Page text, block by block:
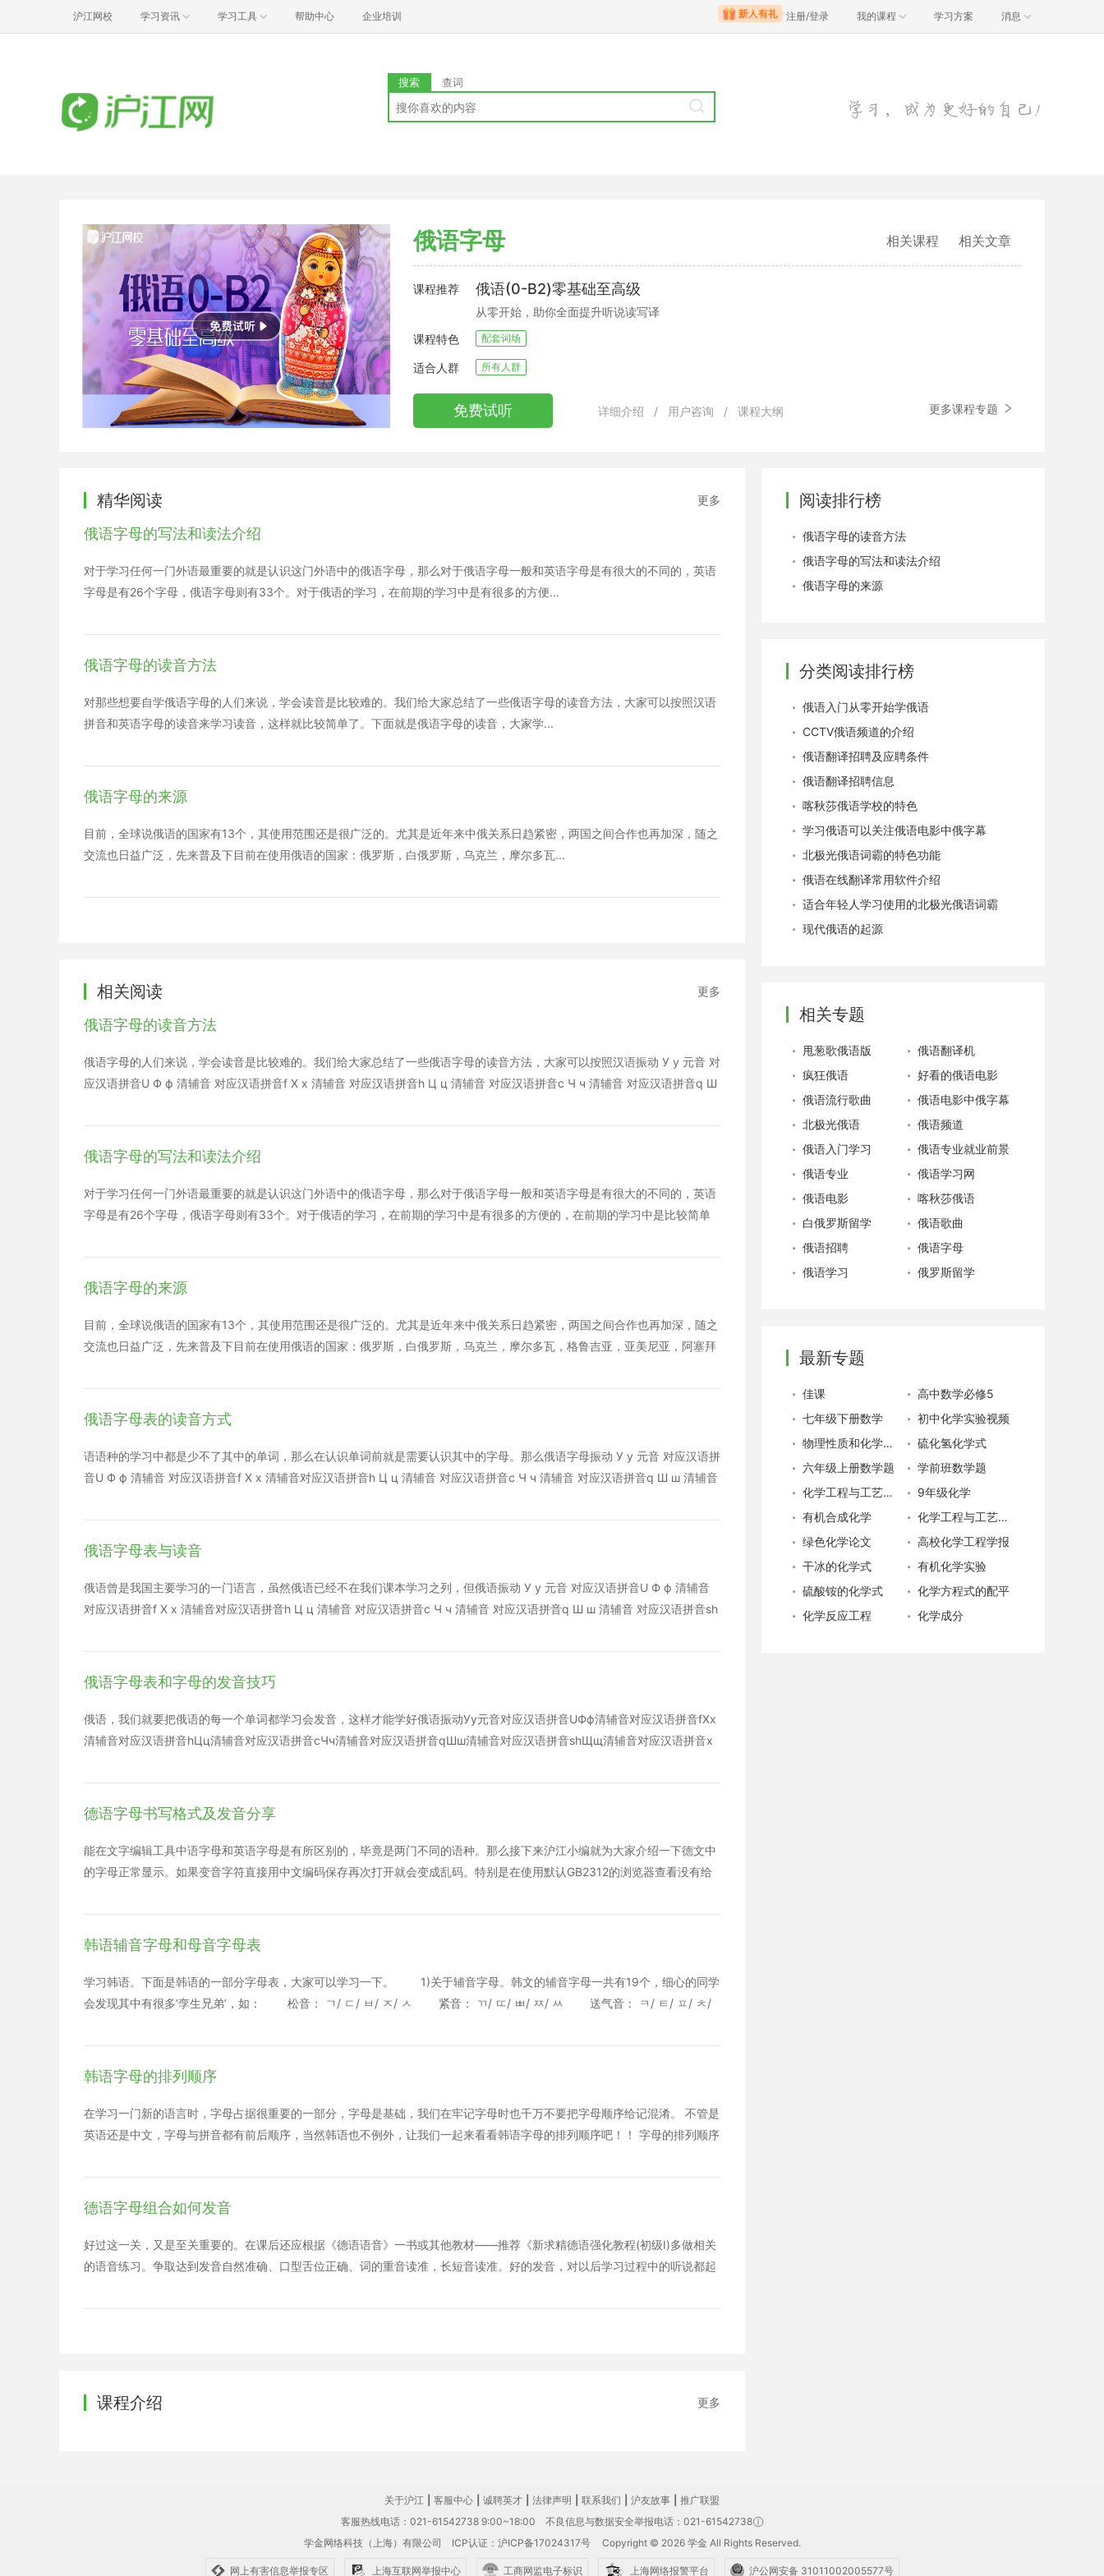
沪江网校 学习资讯 学习工具 帮助中心 企业培训 注册/登录 我的课程 学习方案 消息
搜索 查词
俄语字母 相关文章
相关课程
课程推荐 俄语(0-B2)零基础至高级
从零开始，助你全面提升听说读写译
课程特色
配套词场
适合人群 所有人群
免费试听 详细介绍 / 用户咨询 / 课程大纲 更多课程专题
精华阅读 更多
俄语字母的写法和读法介绍
对于学习任何一门外语最重要的就是认识这门外语中的俄语字母，那么对于俄语字母一般和英语字母是有很大的不同的，英语
字母是有26个字母，俄语字母则有33个。对于俄语的学习，在前期的学习中是有很多的方便...
俄语字母的读音方法
对那些想要自学俄语字母的人们来说，学会读音是比较难的。我们给大家总结了一些俄语字母的读音方法，大家可以按照汉语
拼音和英语字母的读音来学习读音，这样就比较简单了。下面就是俄语字母的读音，大家学...
俄语字母的来源
目前，全球说俄语的国家有13个，其使用范围还是很广泛的。尤其是近年来中俄关系日趋紧密，两国之间合作也再加深，随之
交流也日益广泛，先来普及下目前在使用俄语的国家：俄罗斯，白俄罗斯，乌克兰，摩尔多瓦...
相关阅读 更多
俄语字母的读音方法
俄语字母的人们来说，学会读音是比较难的。我们给大家总结了一些俄语字母的读音方法，大家可以按照汉语振动 У у 元音 对
应汉语拼音U Ф ф 清辅音 对应汉语拼音f Х х 清辅音 对应汉语拼音h Ц ц 清辅音 对应汉语拼音c Ч ч 清辅音 对应汉语拼音q Ш
Ы ы 元音 近似汉语拼音ei，但舌头要向后缩，嘴巴张得比发И时稍大 Ь ь 软音符号，只要它出现，它前面的字母就读成所
谓“软音”。可以把它看作是最短促的i(汉语拼音)，因此，比如ть就读作很短促的ti(汉语拼音)，但非常轻而且非常短促，不构成
一个音节 Э э 元音，相当于英语音标中的[e],或者说汉语拼音ye去掉声母y Ю ю 元音，相当于字母ЙУ连读，近似于汉字“优”，
但嘴要扁一些，并且发音过程中嘴型保持不变 Я я 元音，相当于字母ЙА连读，近似于汉字“亚”
俄语字母的写法和读法介绍
对于学习任何一门外语最重要的就是认识这门外语中的俄语字母，那么对于俄语字母一般和英语字母是有很大的不同的，英语
字母是有26个字母，俄语字母则有33个。对于俄语的学习，在前期的学习中是有很多的方便的，在前期的学习中是比较简单
家有所帮助。 俄语字母有33个，其中元音10个，辅音21个，(辅音包括11浊辅音和10清辅音)，无音字母有2个(ъ,ь)。学会俄
语字母表，走进俄语国家的第一步。 说俄语的国家有13个，其使用范围还是很广泛的。尤其是中俄关系日趋紧密，两国之间
合作也再加深。先来普及一下到了有多少个国家在使用俄语;俄罗斯，白俄罗斯，乌克兰，摩尔多瓦，格鲁吉亚，亚美尼亚，阿
塞拜疆，哈萨克斯坦，吉尔吉斯斯坦，乌兹别克斯坦 ，塔吉克斯坦，土库曼斯坦。这些国家除了摩尔多瓦和亚美尼亚和中国合
作比较少，其他剩下的国家都有我国的企业。 腓尼基人在两河流域的苏美尔楔形文字和尼罗河流域的埃及圣书字基础上创造了
和英语字母是有很大的不同的，英语字母就是著名的腓尼基字母。腓尼基字母较早传入希腊，演变成希腊字母，希腊字母孳生
33个，用以表达元音和辅音，有印刷体和手写体的区别，其中很多字母都跟希腊字母相似。
俄语字母的来源
目前，全球说俄语的国家有13个，其使用范围还是很广泛的。尤其是近年来中俄关系日趋紧密，两国之间合作也再加深，随之
交流也日益广泛，先来普及下目前在使用俄语的国家：俄罗斯，白俄罗斯，乌克兰，摩尔多瓦，格鲁吉亚，亚美尼亚，阿塞拜
较少，其他剩下的国家都有我国的企业。所以近年来俄语的学习变得越来越热门，首先，学会俄语字母表，是走进俄语国家的
第一步，俄语字母有33个，其中元音10个，辅音21个，（辅音包括11浊辅音和10清辅音），无音字母有2个（ъ,ь）。下面是
俄语字母的来源以及具体的字母表，供大家参考。 腓尼基人在两河流域的苏美尔楔形文字和尼罗河流域的埃及圣书字基础上创
造了腓尼基字母，共22个，只有辅音字母，没有元音字母，这俄语的国家有13个，其使用范围还是很广泛的。尤其是近年来中
俄就是著名的腓尼基字母。腓尼基字母较早传入希腊，演变成希腊字母，希腊字母孳生了拉丁字母和斯拉夫字母，成为欧洲各
体和手写体的区别，其中很多字母都跟希腊字母相似。下面是具体的字母表。
俄语字母表的读音方式
语语种的学习中都是少不了其中的单词，那么在认识单词前就是需要认识其中的字母。那么俄语字母振动 У у 元音 对应汉语拼
音U Ф ф 清辅音 对应汉语拼音f Х х 清辅音对应汉语拼音h Ц ц 清辅音 对应汉语拼音c Ч ч 清辅音 对应汉语拼音q Ш ш 清辅音
近似汉语拼音ei，但舌头要向后缩，嘴巴张得比发И时稍大 Ь ь 软音符号，只要它出现，它前面的字母就读成所谓“软音”。可以
把它看作是最短促的i(汉语拼音)，因此，比如ть就读作很短促的ti(汉语拼音)，但非常轻而且非常短促，不构成一个音节 Э э 元
音，相当于英语音标中的[e],或者说汉语拼音ye去掉声母y Ю ю 元音，相当于字母ЙУ连读，近似于汉字“优”，但嘴要扁一些，
并且发音过程中嘴型保持不变 Я я 元音，相当于字母ЙА连读，近似于汉字“亚”。
俄语字母表与读音
俄语曾是我国主要学习的一门语言，虽然俄语已经不在我们课本学习之列，但俄语振动 У у 元音 对应汉语拼音U Ф ф 清辅音
对应汉语拼音f Х х 清辅音对应汉语拼音h Ц ц 清辅音 对应汉语拼音c Ч ч 清辅音 对应汉语拼音q Ш ш 清辅音 对应汉语拼音sh
但舌头要向后缩，嘴巴张得比发И时稍大 Ь ь 软音符号，只要它出现，它前面的字母就读成所谓“软音”。可以把它看作是最短
促的i(汉语拼音)，因此，比如ть就读作很短促的ti(汉语拼音)，但非常轻而且非常短促，不构成一个音节 Э э 元音，相当于英语
音标中的[e],或者说汉语拼音ye去掉声母y Ю ю 元音，相当于字母ЙУ连读，近似于汉字“优”，但嘴要扁一些，并且发音过程中
嘴型保持不变 Я я 元音，相当于字母ЙА连读，近似于汉字“亚”。
俄语字母表和字母的发音技巧
俄语，我们就要把俄语的每一个单词都学习会发音，这样才能学好俄语振动Уу元音对应汉语拼音UФф清辅音对应汉语拼音fХх
清辅音对应汉语拼音hЦц清辅音对应汉语拼音cЧч清辅音对应汉语拼音qШш清辅音对应汉语拼音shЩщ清辅音对应汉语拼音x
И时稍大 Ьь软音符号，只要它出现，它前面的字母就读成所谓“软音”。可以把它看作是最短促的i(汉语拼音)，因此，比如ть就
读作很短促的ti(汉语拼音)，但非常轻而且非常短促，不构成一个音节 Ээ元音，相当于英语音标中的[e],或者说汉语拼音ye去
掉声母y Юю元音，相当于字母ЙУ连读，近似于汉字“优”，但嘴要扁一些，并且发音过程中嘴型保持不变 Яя元音，相当于字母
ЙА连读，近似于汉字“亚”。
德语字母书写格式及发音分享
能在文字编辑工具中语字母和英语字母是有所区别的，毕竟是两门不同的语种。那么接下来沪江小编就为大家介绍一下德文中
的字母正常显示。如果变音字符直接用中文编码保存再次打开就会变成乱码。特别是在使用默认GB2312的浏览器查看没有给
者使用支持Unicode的编辑器编辑和保存。 修改变音字符为标准ASCII字符。修改方法如下:ü=Ue Ä=Ae Ö=Oe ß=ss 这种
方法适合不支持德文变音字符的软件中正常显示德语文字。例如GB2312编码的中文网页，中文新闻组，IM软件等。 上述
就是沪江小编分享的德文字母的读音及书写方式内容汇总，大家要深入了解，提升自己德语学习的有效性，轻松面对德语考
试。
韩语辅音字母和母音字母表
学习韩语。下面是韩语的一部分字母表，大家可以学习一下。 1)关于辅音字母。韩文的辅音字母一共有19个，细心的同学
会发现其中有很多‘孪生兄弟’，如： 松音： ㄱ/ ㄷ/ ㅂ/ ㅈ/ ㅅ 紧音： ㄲ/ ㄸ/ ㅃ/ ㅉ/ ㅆ 送气音： ㅋ/ ㅌ/ ㅍ/ ㅊ/
ㅊ”“ㅅ-ㅆ”都互相组合起来记忆，这样一下子就可以把19个辅音中的14个都记忆下来，剩下的5个再单独背出来就可以了。
2)关于母音字母。韩文的10个主要的母音“ㅏ,ㅑ,ㅓ,ㅕ,ㅗ,ㅛ,ㅜ,ㅠ,ㅡ,ㅣ”中也是有规律的。“ㅑ”是在“ㅏ[a]”这个音的前面加了
个半元音“[I]”，所以其发音是“[ia]”。其它的“ㅕ,ㅛ,ㅠ”也都是在“ㅓ,ㅗ,ㅜ”的前面加了个半元音“”，所以我们要把“ㅏ-ㅑ”“ㅓ-
ㅕ”“ㅗ-ㅛ”“ㅜ-ㅠ”都组合起来记忆，再看看它们的写法也都是后者在前者的基础上加上一笔而已。 初学者在记忆母音字母
时还有个普遍的问题就是把字母的开口方向搞错，如把“ㅏ”写成“ㅓ”，把“ㅗ”写成“ㅜ”等。那么有语的字母表和我们的汉语是不
阳性母音(其声音比较宏亮)，而“ㅓ,ㅕ,ㅜ,ㅠ”是阴性母音(其声音比较低闷)，所以韩字在创建时就规定了阳性母音的开口方向要
韩语字母的排列顺序
在学习一门新的语言时，字母占据很重要的一部分，字母是基础，我们在牢记字母时也千万不要把字母顺序给记混淆。 不管是
英语还是中文，字母与拼音都有前后顺序，当然韩语也不例外，让我们一起来看看韩语字母的排列顺序吧！！ 字母的排列顺序
ㄷ,ㄹ,ㅁ,ㅂ,ㅅ,ㅇ,ㅈ,ㅊ,ㅋ,ㅌ,ㅍ,ㅎ 2） 现代韩国语词典的字母排列顺序 现在韩国出版的词典中，字母排列顺序是以现在的四
十个字母为标准排列的，所以应该熟记其顺序，以便在词典中迅速找到需要的单词。 （1） 辅音顺序 ㄱ,ㄲ,ㄴ,ㄷ,ㄸ,ㄹ,ㅁ,ㅂ,
ㅃ,ㅅ,ㅆ,ㅇ,ㅈ,ㅉ,ㅊ,ㅋ,ㅌ,ㅍ,ㅎ （2） 元音排列顺序 ㅏ,ㅐ,ㅑ,ㅒ,ㅓ,ㅔ,ㅕ,ㅖ,ㅗ,ㅘ,ㅙ,ㅚ,ㅛ,ㅜ,ㅝ,ㅞ,ㅟ,ㅠ,ㅡ,ㅢ,ㅣ （3） 收音
排列顺序 ㄱ,ㄲ,ㄳ,ㄴ,ㄵ,ㄶ,ㄷ,ㄹ,ㄺ,ㄻ,ㄼ,ㄽ,ㄾ,ㄿ,ㅀ,ㅁ,ㅂ,ㅄ,ㅅ,ㅆ,ㅇ,ㅈ,ㅊ,ㅋ,ㅌ,ㅍ,ㅎ 中文声母韵母、英语的音标都有着自
己的顺序，无规矩不成方圆，字母的顺序编排都语言时，字母占据很重要的一部分，字母是基础，我们在牢记字母时也千万不
德语字母组合如何发音
好过这一关，又是至关重要的。在课后还应根据《德语语音》一书或其他教材——推荐《新求精德语强化教程(初级I)多做相关
的语音练习。争取达到发音自然准确、口型舌位正确、词的重音读准，长短音读准。好的发音，对以后学习过程中的听说都起
活的运用德语，才是最终目的。并非题目做得好，才是学的好。如果所在学校德语学习课时等条件有限制，应自己多下功夫，
游刃有余，消除不必要的压力。一般发音阶段建议使用至少25学时。条件允许的可使用更多时间，把好语音关。 上述就
是沪江小编为大家带来的有关德语字母组合如何发音的相关内容，希望大家可以有效掌握这些技巧，以提升自己的德语准确发
课程介绍 更多
阅读排行榜
俄语字母的读音方法
俄语字母的写法和读法介绍
俄语字母的来源
分类阅读排行榜
俄语入门从零开始学俄语
CCTV俄语频道的介绍
俄语翻译招聘及应聘条件
俄语翻译招聘信息
喀秋莎俄语学校的特色
学习俄语可以关注俄语电影中俄字幕
北极光俄语词霸的特色功能
俄语在线翻译常用软件介绍
适合年轻人学习使用的北极光俄语词霸
现代俄语的起源
相关专题
甩葱歌俄语版
俄语翻译机
疯狂俄语
好看的俄语电影
俄语流行歌曲
俄语电影中俄字幕
北极光俄语
俄语频道
俄语入门学习
俄语专业就业前景
俄语专业
俄语学习网
俄语电影
喀秋莎俄语
白俄罗斯留学
俄语歌曲
俄语招聘
俄语字母
俄语学习
俄罗斯留学
最新专题
佳课
高中数学必修5
七年级下册数学
初中化学实验视频
物理性质和化学性质
硫化氢化学式
六年级上册数学题
学前班数学题
化学工程与工艺专业就业
9年级化学
有机合成化学
化学工程与工艺专业
绿色化学论文
高校化学工程学报
干冰的化学式
有机化学实验
硫酸铵的化学式
化学方程式的配平
化学反应工程
化学成分
关于沪江 客服中心 诚聘英才 法律声明 联系我们 沪友故事
推广联盟
客服热线电话：021-61542738 9:00~18:00
不良信息与数据安全举报电话：021-61542738
学金网络科技（上海）有限公司 ICP认证：沪ICP备17024317号 Copyright © 2026 学金 All Rights Reserved.
网上有害信息举报专区 上海互联网举报中心 工商网监电子标识 上海网络报警平台 沪公网安备 31011002005577号